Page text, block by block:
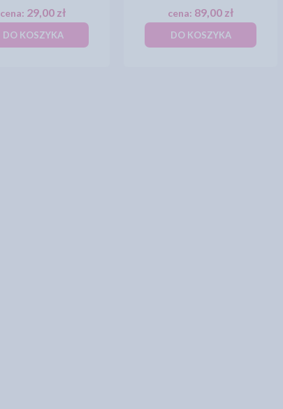
cena: 29,00 zł
DO KOSZYKA
cena: 89,00 zł
DO KOSZYKA